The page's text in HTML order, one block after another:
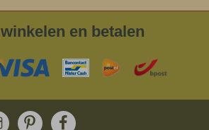
winkelen en betalen